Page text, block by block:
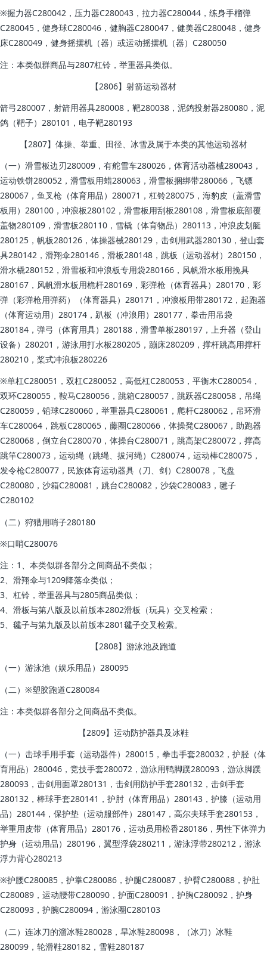
※握力器C280042，压力器C280043，拉力器C280044，练身手榴弹
C280045，健身球C280046，健胸器C280047，健美器C280048，健身
床C280049，健身摇摆机（器）或运动摇摆机（器）C280050
注：本类似群商品与2807杠铃，举重器具类似。
【2806】射箭运动器材
箭弓280007，射箭用器具280008，靶280038，泥鸽投射器280080，泥
鸽（靶子）280101，电子靶280193
【2807】体操、举重、田径、冰雪及属于本类的其他运动器材
（一）滑雪板边刃280009，有舵雪车280026，体育活动器械280043，
运动铁饼280052，滑雪板用蜡280063，滑雪板捆绑带280066，飞镖
280067，鱼叉枪（体育用品）280071，杠铃280075，海豹皮（盖滑雪
板用）280100，冲浪板280102，滑雪板用刮板280108，滑雪板底部覆
盖物280109，滑雪板280110，雪橇（体育物品）280113，冲浪皮划艇
280125，帆板280126，体操器械280129，击剑用武器280130，登山套
具280142，滑翔伞280146，滑板280148，跳板（运动器材）280150，
滑水橇280152，滑雪板和冲浪板专用袋280166，风帆滑水板用挽具
280167，风帆滑水板用桅杆280169，彩弹枪（体育器具）280170，彩
弹（彩弹枪用弹药）（体育器具）280171，冲浪板用带280172，起跑器
（体育运动用）280174，趴板（冲浪用）280177，拳击用吊袋
280184，弹弓（体育用具）280188，滑雪单板280197，上升器（登山
设备）280201，游泳用打水板280205，蹦床280209，撑杆跳高用撑杆
280210，桨式冲浪板280226
※单杠C280051，双杠C280052，高低杠C280053，平衡木C280054，
双环C280055，鞍马C280056，跳箱C280057，跳跃器C280058，吊绳
C280059，铅球C280060，举重器具C280061，爬杆C280062，吊环滑
车C280064，跳板C280065，藤圈C280066，体操凳C280067，助跑器
C280068，倒立台C280070，体操台C280071，跳高架C280072，撑高
跳竿C280073，运动绳（跳绳、拔河绳）C280074，运动棒C280075，
发令枪C280077，民族体育运动器具（刀、剑）C280078，飞盘
C280080，沙箱C280081，跳台C280082，沙袋C280083，毽子
C280102
（二）狩猎用哨子280180
※口哨C280076
注：1、本类似群各部分之间商品不类似；
2、滑翔伞与1209降落伞类似；
3、杠铃，举重器具与2805商品类似；
4、滑板与第八版及以前版本2802滑板（玩具）交叉检索；
5、毽子与第九版及以前版本2801毽子交叉检索。
【2808】游泳池及跑道
（一）游泳池（娱乐用品）280095
（二）※塑胶跑道C280084
注：本类似群各部分之间商品不类似。
【2809】运动防护器具及冰鞋
（一）击球手用手套（运动器件）280015，拳击手套280032，护胫（体
育用品）280046，竞技手套280072，游泳用鸭脚蹼280093，游泳脚蹼
280093，击剑用面罩280131，击剑用防护手套280132，击剑手套
280132，棒球手套280141，护肘（体育用品）280143，护膝（运动用
品）280144，保护垫（运动服部件）280147，高尔夫球手套280153，
举重用皮带（体育用品）280176，运动员用松香280186，男性下体弹力
护身（运动用品）280196，翼型浮袋280211，游泳浮带280212，游泳
浮力背心280213
※护腰C280085，护掌C280086，护腿C280087，护臂C280088，护肚
C280089，运动腰带C280090，护面C280091，护胸C280092，护身
C280093，护腕C280094，游泳圈C280103
（二）连冰刀的溜冰鞋280028，旱冰鞋280098，（冰刀）冰鞋
280099，轮滑鞋280182，雪鞋280187